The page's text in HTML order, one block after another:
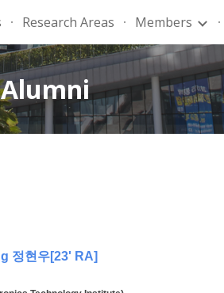
Skip to
Research Areas Members
Alumni
정현우[23' RA]